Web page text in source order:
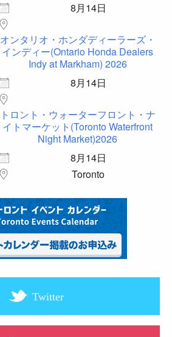
8月14日
オンタリオ・ホンダディーラーズ・
インディー(Ontario Honda Dealers
Indy at Markham) 2026
8月14日
トロント・ウォーターフロント・ナ
イトマーケット(Toronto Waterfront
Night Market)2026
8月14日
Toronto
Twitter